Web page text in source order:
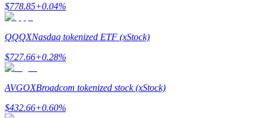
Günlük rekabetçi ödüller kazanın
$778.85+0.04%
QQQXNasdaq tokenized ETF (xStock)
$727.66+0.28%
AVGOXBroadcom tokenized stock (xStock)
$432.66+0.60%